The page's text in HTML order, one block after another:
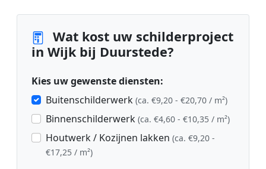
Wat kost uw schilderproject
in Wijk bij Duurstede?
Kies uw gewenste diensten:
Buitenschilderwerk (ca. €9,20 - €20,70 / m²)
Binnenschilderwerk (ca. €4,60 - €10,35 / m²)
Houtwerk / Kozijnen lakken (ca. €9,20 -
€17,25 / m²)